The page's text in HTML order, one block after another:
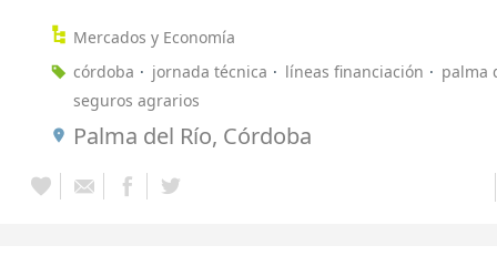
Mercados y Economía
córdoba
jornada técnica líneas financiación
palma
seguros agrarios
Palma del Río, Córdoba